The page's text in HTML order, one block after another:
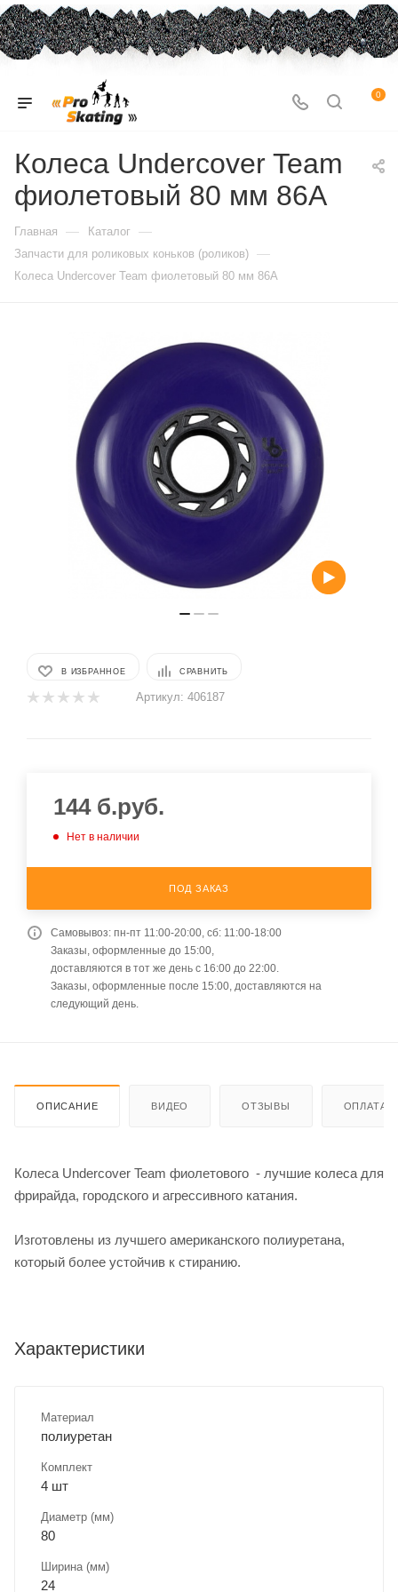
0
Колеса Undercover Team
фиолетовый 80 мм 86A
Главная — Каталог —
Запчасти для роликовых коньков (роликов) —
Колеса Undercover Team фиолетовый 80 мм 86A
В ИЗБРАННОЕ СРАВНИТЬ
Артикул: 406187
144б.руб.
Нет в наличии
ПОД ЗАКАЗ
Самовывоз: пн-пт 11:00-20:00, сб: 11:00-18:00
Заказы, оформленные до 15:00,
доставляются в тот же день с 16:00 до 22:00.
Заказы, оформленные после 15:00, доставляются на
следующий день.
ОПИСАНИЕ ВИДЕО ОТЗЫВЫ ОПЛАТА
Колеса Undercover Team фиолетового - лучшие колеса для
фрирайда, городского и агрессивного катания.
Изготовлены из лучшего американского полиуретана,
который более устойчив к стиранию.
Характеристики
Материал
полиуретан
Комплект
4 шт
Диаметр (мм)
80
Ширина (мм)
24